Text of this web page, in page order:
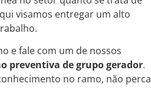
visamos entregar um alto
e fale com um de nossos
preventiva de grupo gerador.
no ramo, não perca